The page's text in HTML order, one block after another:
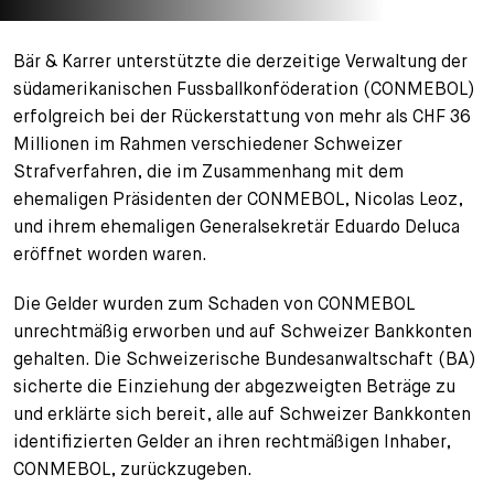
Kurzpraktikanten
Administration
Assistenzen
Fragen und Antworten
Spontanbewerbung
Ihre Karriere bei uns
+
Bär & Karrer unterstützte die derzeitige Verwaltung der
südamerikanischen Fussballkonföderation (CONMEBOL)
erfolgreich bei der Rückerstattung von mehr als CHF 36
Millionen im Rahmen verschiedener Schweizer
Strafverfahren, die im Zusammenhang mit dem
ehemaligen Präsidenten der CONMEBOL, Nicolas Leoz,
und ihrem ehemaligen Generalsekretär Eduardo Deluca
eröffnet worden waren.
Die Gelder wurden zum Schaden von CONMEBOL
unrechtmäßig erworben und auf Schweizer Bankkonten
gehalten. Die Schweizerische Bundesanwaltschaft (BA)
sicherte die Einziehung der abgezweigten Beträge zu
und erklärte sich bereit, alle auf Schweizer Bankkonten
identifizierten Gelder an ihren rechtmäßigen Inhaber,
CONMEBOL, zurückzugeben.